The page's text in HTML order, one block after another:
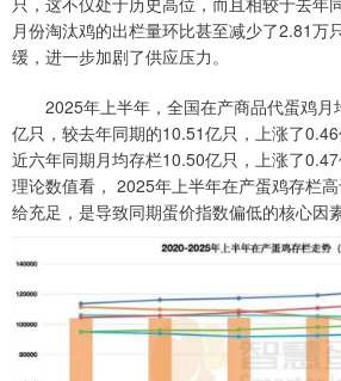
月份淘汰鸡的出栏量环比甚至减少了2.81万
缓，进一步加剧了供应压力。
2025年上半年，全国在产商品代蛋鸡月
亿只，较去年同期的10.51亿只，上涨了
近六年同期月均存栏10.50亿只，上涨了
理论数值看， 2025年上半年在产蛋鸡存栏
给充足，是导致同期蛋价指数偏低的核心因素